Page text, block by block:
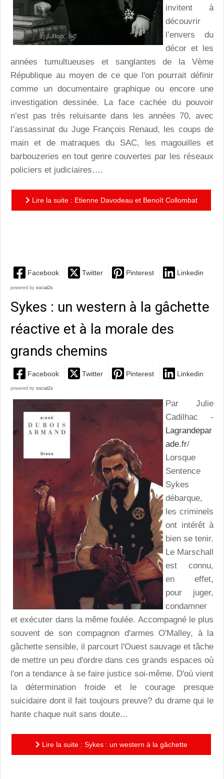
invitent à
découvrir
l’envers du
décor et les
années tumultueuses et sanglantes de la Vème
République au moyen de ce que l'on pourrait définir
comme un documentaire graphique ou encore une
investigation dessinée. La face cachée du pouvoir
n’est pas très reluisante dans les années 70, avec
l’assassinat du Juge François Renaud, les coups de
main et de matraques du SAC, les magouilles et
barbouzeries en tout genre couvertes par les réseaux
policiers et judiciaires….
Lire la suite : Etienne Davodeau et Benoît Collombat
Facebook Twitter Pinterest Linkedin
powered by social2s
Sykes : un western à la gâchette
réactive et à la morale des
grands chemins
Facebook Twitter Pinterest Linkedin
powered by social2s
Par Julie
Cadilhac -
Lagrandepar
ade.fr/
Lorsque
Sentence
Sykes
débarque,
les criminels
ont intérêt à
bien se tenir.
Le Marschall
est connu,
en effet,
pour juger,
condamner
et exécuter dans la même foulée. Accompagné le plus
souvent de son compagnon d'armes O'Malley, à la
gâchette sensible, il parcourt l'Ouest sauvage et tâche
de mettre un peu d'ordre dans ces grands espaces où
l'on a tendance à se faire justice soi-même. D'où vient
la détermination froide et le courage presque
suicidaire dont il fait toujours preuve? du drame qui le
hante chaque nuit sans doute...
Lire la suite : Sykes : un western à la gâchette